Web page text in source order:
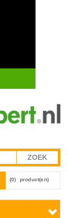
(0) product(en)